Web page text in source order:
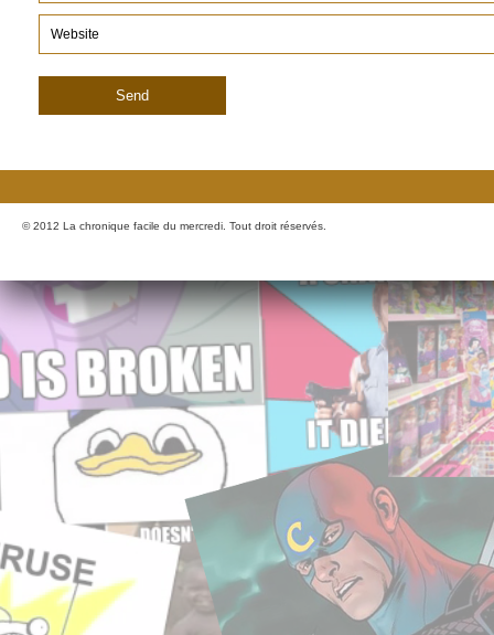
© 2012 La chronique facile du mercredi. Tout droit réservés.